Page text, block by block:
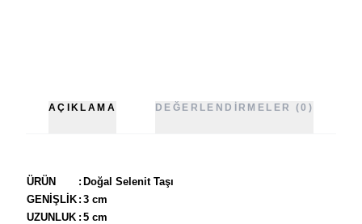
AÇIKLAMA DEĞERLENDIRMELER (0)
ÜRÜN : Doğal Selenit Taşı
GENİŞLİK : 3 cm
UZUNLUK : 5 cm